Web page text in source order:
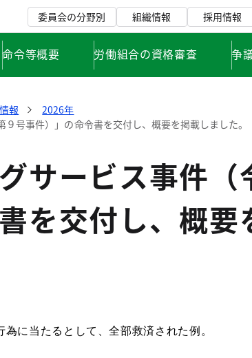
委員会の分野別 組織情報 採用情報
命令等概要 労働組合の資格審査 争
報
2026年
９号事件）」の命令書を交付し、概要を掲載しました。
サービス事件
を交付し、概要
為に当たるとして、全部救済 された例 。